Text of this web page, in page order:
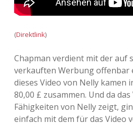
(Direktlink)
Chapman verdient mit der auf
verkauften Werbung offenbar
dieses Video von Nelly kamen
80,00 £ zusammen. Und da das
Fähigkeiten von Nelly zeigt,
einfach mit dem für das Video